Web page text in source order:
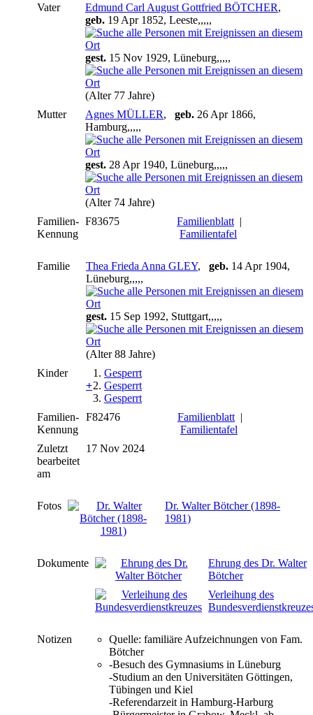
Vater Edmund Carl August Gottfried BÖTCHER,
geb. 19 Apr 1852, Leeste,,,,,
gest. 15 Nov 1929, Lüneburg,,,,,
(Alter 77 Jahre)
Mutter
Agnes MÜLLER, geb. 26 Apr 1866,
Hamburg,,,,,
gest. 28 Apr 1940, Lüneburg,,,,,
(Alter 74 Jahre)
Familien-
Kennung
F83675 Familienblatt |
Familientafel
Familie Thea Frieda Anna GLEY, geb. 14 Apr 1904,
Lüneburg,,,,,
gest. 15 Sep 1992, Stuttgart,,,,,
(Alter 88 Jahre)
Kinder
1. Gesperrt
+2. Gesperrt
3. Gesperrt
Familien-
Kennung
F82476 Familienblatt |
Familientafel
Zuletzt
bearbeitet
am
17 Nov 2024
Fotos
Dr. Walter Bötcher (1898-
1981)
Dokumente
Ehrung des Dr. Walter
Bötcher
Verleihung des
Notizen
Quelle: familiäre Aufzeichnungen von Fam.
Bötcher
-Besuch des Gymnasiums in Lüneburg
-Studium an den Universitäten Göttingen,
Tübingen und Kiel
-Referendarzeit in Hamburg-Harburg